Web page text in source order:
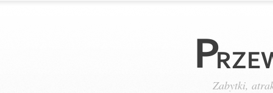
Zabytki,